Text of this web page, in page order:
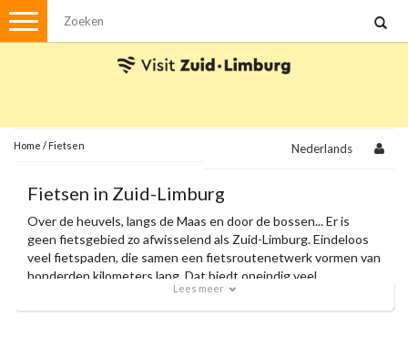
Menu
Met de auto
Visvergunningen
Brochures en kaarten
Plattegronden
Uit de streek
Home / Fietsen Nederlands
Fietsen in Zuid-Limburg
Over de heuvels, langs de Maas en door de bossen... Er is
geen fietsgebied zo afwisselend als Zuid-Limburg. Eindeloos
veel fietspaden, die samen een fietsroutenetwerk vormen van
honderden kilometers lang. Dat biedt oneindig veel
fietsplezier voor de recreatieve fietser, de wielrenner en de
mountainbiker.
Lees meer